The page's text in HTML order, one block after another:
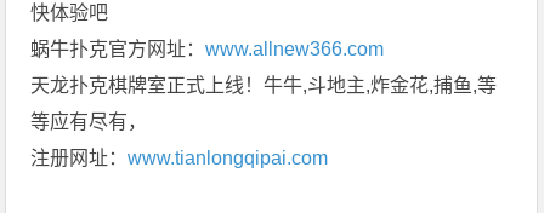
快体验吧
蜗牛扑克官方网址：www.allnew366.com
天龙扑克棋牌室正式上线！牛牛,斗地主,炸金花,捕鱼,等
等应有尽有，
注册网址：www.tianlongqipai.com